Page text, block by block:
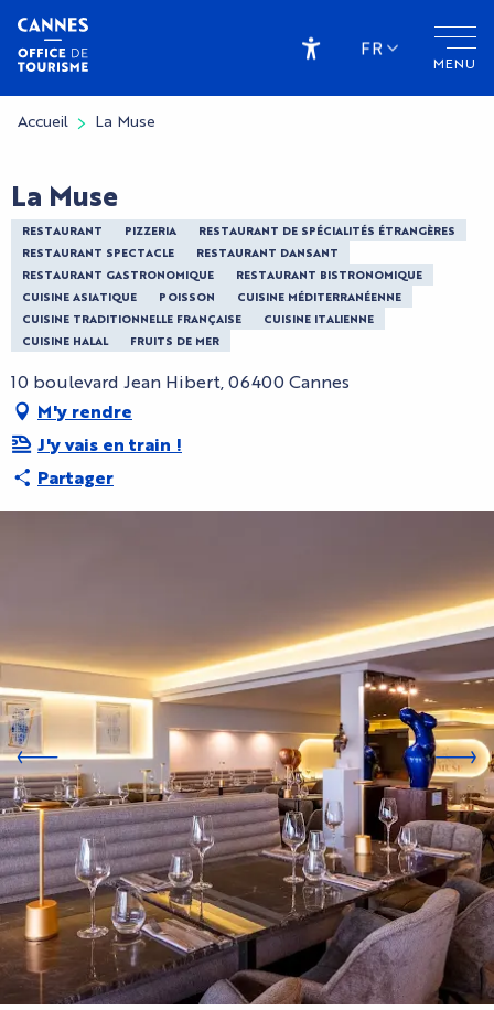
Aller
contenu
principal
MENU
Accessibilité
FR
Accueil La Muse
La Muse
RESTAURANT PIZZERIA
RESTAURANT DE SPÉCIALITÉS ÉTRANGÈRES
RESTAURANT SPECTACLE
RESTAURANT DANSANT
RESTAURANT GASTRONOMIQUE
RESTAURANT BISTRONOMIQUE
CUISINE ASIATIQUE
POISSON
CUISINE MÉDITERRANÉENNE
CUISINE TRADITIONNELLE FRANÇAISE
CUISINE ITALIENNE
CUISINE HALAL
FRUITS DE MER
10 boulevard Jean Hibert, 06400 Cannes
M'y rendre
J'y vais en train !
Partager